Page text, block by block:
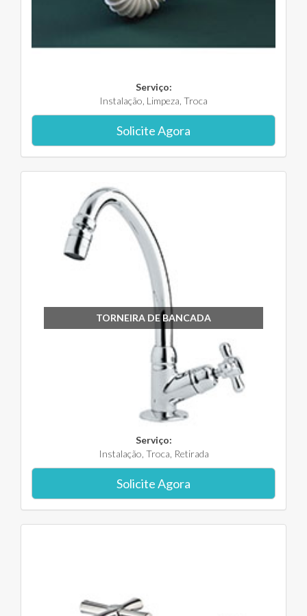
Serviço:
Instalação, Limpeza, Troca
Solicite Agora
TORNEIRA DE BANCADA
Serviço:
Instalação, Troca, Retirada
Solicite Agora